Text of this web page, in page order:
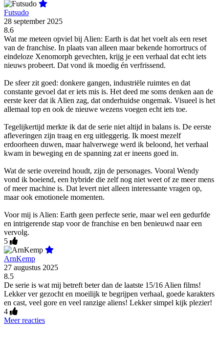
Futsudo
28 september 2025
8.6
Wat me meteen opviel bij Alien: Earth is dat het voelt als een reset
van de franchise. In plaats van alleen maar bekende horrortrucs of
eindeloze Xenomorph gevechten, krijg je een verhaal dat echt iets
nieuws probeert. Dat vond ik moedig én verfrissend.
De sfeer zit goed: donkere gangen, industriële ruimtes en dat
constante gevoel dat er iets mis is. Het deed me soms denken aan de
eerste keer dat ik Alien zag, dat onderhuidse ongemak. Visueel is het
allemaal top en ook de nieuwe wezens voegen echt iets toe.
Tegelijkertijd merkte ik dat de serie niet altijd in balans is. De eerste
afleveringen zijn traag en erg uitleggerig. Ik moest mezelf
erdoorheen duwen, maar halverwege werd ik beloond, het verhaal
kwam in beweging en de spanning zat er ineens goed in.
Wat de serie overeind houdt, zijn de personages. Vooral Wendy
vond ik boeiend, een hybride die zelf nog niet weet of ze meer mens
of meer machine is. Dat levert niet alleen interessante vragen op,
maar ook emotionele momenten.
Voor mij is Alien: Earth geen perfecte serie, maar wel een gedurfde
en intrigerende stap voor de franchise en ben benieuwd naar een
vervolg.
5
ArnKemp
27 augustus 2025
8.5
De serie is wat mij betreft beter dan de laatste 15/16 Alien films!
Lekker ver gezocht en moeilijk te begrijpen verhaal, goede karakters
en cast, veel gore en veel ranzige aliens! Lekker simpel kijk plezier!
4
Meer reacties